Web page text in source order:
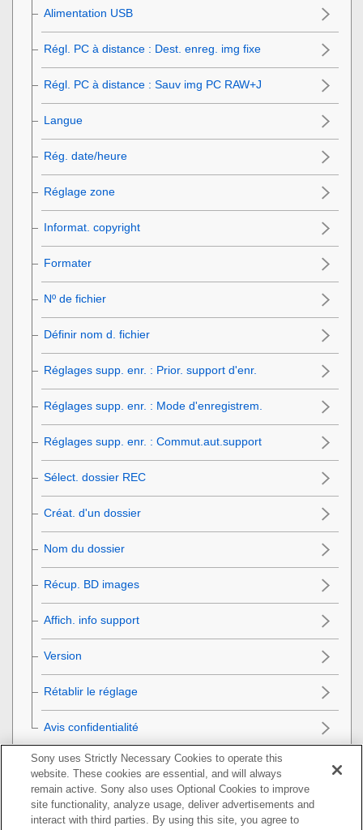
Alimentation USB
Régl. PC à distance : Dest. enreg. img fixe
Régl. PC à distance : Sauv img PC RAW+J
Langue
Rég. date/heure
Réglage zone
Informat. copyright
Formater
Nº de fichier
Définir nom d. fichier
Réglages supp. enr. : Prior. support d'enr.
Réglages supp. enr. : Mode d'enregistrem.
Réglages supp. enr. : Commut.aut.support
Sélect. dossier REC
Créat. d'un dossier
Nom du dossier
Récup. BD images
Affich. info support
Version
Rétablir le réglage
Avis confidentialité
Mon menu
Précautions/Le produit
Sony uses Strictly Necessary Cookies to operate this
website. These cookies are essential, and will always
remain active. Sony also uses Optional Cookies to improve
site functionality, analyze usage, deliver advertisements and
interact with third parties. By using this site, you agree to